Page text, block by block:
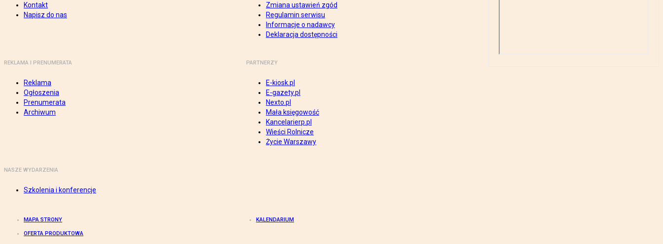
Kontakt
Napisz do nas
Zmiana ustawień zgód
Regulamin serwisu
Informacje o nadawcy
Deklaracja dostępności
REKLAMA I PRENUMERATA
Reklama
Ogłoszenia
Prenumerata
Archiwum
PARTNERZY
E-kiosk.pl
E-gazety.pl
Nexto.pl
Mała księgowość
Kancelarierp.pl
Wieści Rolnicze
Życie Warszawy
NASZE WYDARZENIA
Szkolenia i konferencje
MAPA STRONY KALENDARIUM
OFERTA PRODUKTOWA